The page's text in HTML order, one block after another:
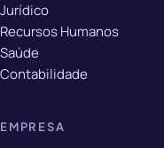
Jurídico
Recursos Humanos
Saúde
Contabilidade
EMPRESA